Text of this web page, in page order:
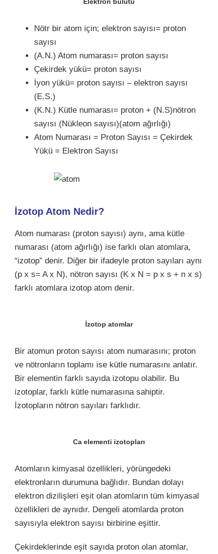
Nötr bir atom için; elektron sayısı= proton
sayısı
(A.N.) Atom numarası= proton sayısı
Çekirdek yükü= proton sayısı
İyon yükü= proton sayısı – elektron sayısı
(E.S.)
(K.N.) Kütle numarası= proton + (N.S)nötron
sayısı (Nükleon sayısı)(atom ağırlığı)
Atom Numarası = Proton Sayısı = Çekirdek
Yükü = Elektron Sayısı
İzotop Atom Nedir?
Atom numarası (proton sayısı) aynı, ama kütle
numarası (atom ağırlığı) ise farklı olan atomlara,
“izotop” denir. Diğer bir ifadeyle proton sayıları aynı
(p x s= A x N), nötron sayısı (K x N = p x s + n x s)
farklı atomlara izotop atom denir.
İzotop atomlar
Bir atomun proton sayısı atom numarasını; proton
ve nötronların toplamı ise kütle numarasını anlatır.
Bir elementin farklı sayıda izotopu olabilir. Bu
izotoplar, farklı kütle numarasına sahiptir.
İzotopların nötron sayıları farklıdır.
Ca elementi izotopları
Atomların kimyasal özellikleri, yörüngedeki
elektronların durumuna bağlıdır. Bundan dolayı
elektron dizilişleri eşit olan atomların tüm kimyasal
özellikleri de aynıdır. Dengeli atomlarda proton
sayısıyla elektron sayısı birbirine eşittir.
Çekirdeklerinde eşit sayıda proton olan atomlar,